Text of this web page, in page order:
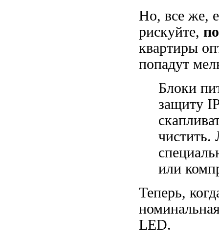
Но, все же,
рискуйте,
квартиры
попадут
Блоки
защиту
чистить.
или
Теперь,
LED.